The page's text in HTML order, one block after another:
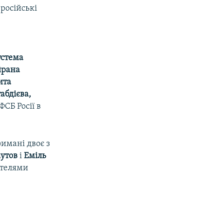
Росії в
двоє з
і Еміль